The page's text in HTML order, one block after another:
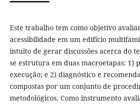
Este trabalho tem como objetivo
acessibilidade em um edifício
intuito de gerar discussões acerca do
se estrutura em duas macroetapas: 1)
execução; e 2) diagnóstico e
compostas por um conjunto de
metodológicos. Como instrumento